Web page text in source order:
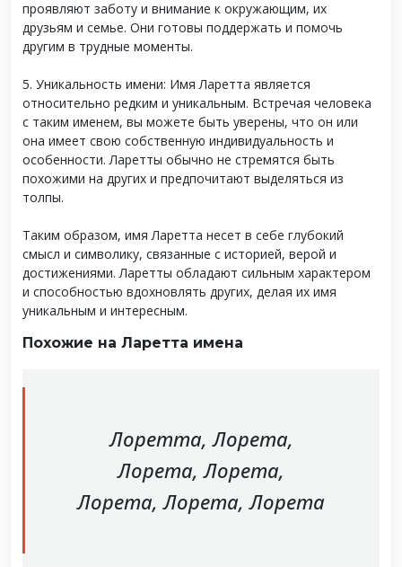
проявляют заботу и внимание к окружающим, их
друзьям и семье. Они готовы поддержать и помочь
другим в трудные моменты.
5. Уникальность имени: Имя Ларетта является
относительно редким и уникальным. Встречая человека
с таким именем, вы можете быть уверены, что он или
она имеет свою собственную индивидуальность и
особенности. Ларетты обычно не стремятся быть
похожими на других и предпочитают выделяться из
толпы.
Таким образом, имя Ларетта несет в себе глубокий
смысл и символику, связанные с историей, верой и
достижениями. Ларетты обладают сильным характером
и способностью вдохновлять других, делая их имя
уникальным и интересным.
Похожие на Ларетта имена
Лоретта, Лорета,
Лорета, Лорета,
Лорета, Лорета, Лорета